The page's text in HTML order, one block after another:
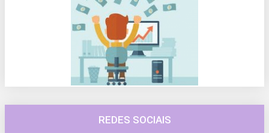
REDES SOCIAIS